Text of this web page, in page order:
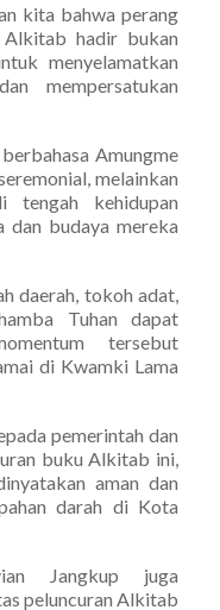
kita bahwa perang
Alkitab hadir bukan
menyelamatkan
mempersatukan
Amungme
melainkan
kehidupan
dan budaya mereka
daerah, tokoh adat,
Tuhan dapat
tersebut
di Kwamki Lama
pemerintah dan
buku Alkitab ini,
aman dan
darah di Kota
Jangkup juga
peluncuran Alkitab